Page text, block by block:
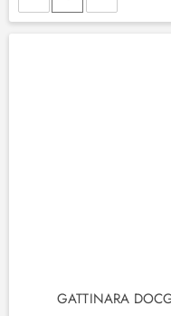
GATTINARA